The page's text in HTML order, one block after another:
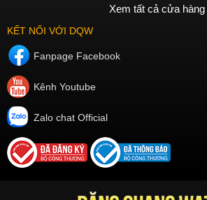
Xem tất cả cửa hàng
KẾT NỐI VỚI DQW
Fanpage Facebook
Kênh Youtube
Zalo chat Official